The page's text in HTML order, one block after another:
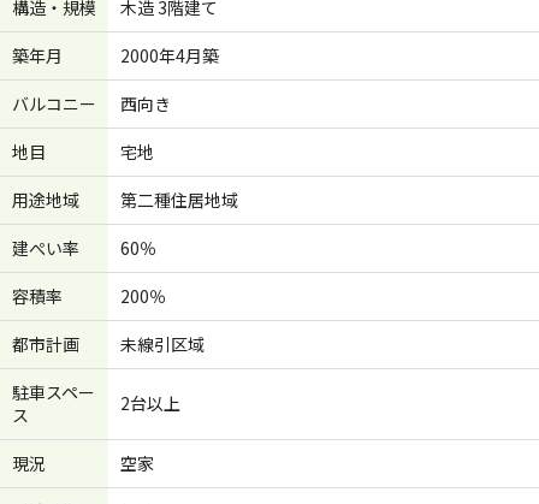
構造・規模
木造 3階建て
築年月
2000年4月築
バルコニー
西向き
地目
宅地
用途地域
第二種住居地域
建ぺい率
60％
容積率
200％
都市計画
未線引区域
駐車スペー
ス
2台以上
現況
空家